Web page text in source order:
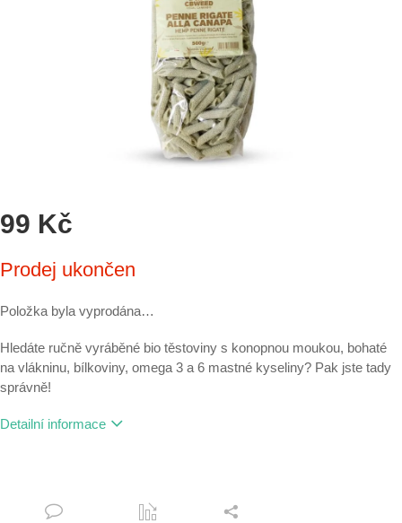
99 Kč
cena:
Prodej ukončen
Položka byla vyprodána…
Hledáte ručně vyráběné bio těstoviny s konopnou moukou, bohaté
na vlákninu, bílkoviny, omega 3 a 6 mastné kyseliny? Pak jste tady
správně!
Detailní informace